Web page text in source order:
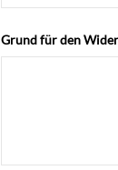
Grund für den